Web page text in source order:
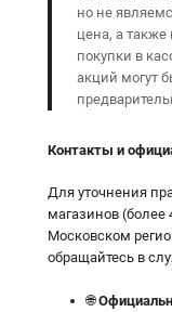
но не
цена, а
покупки в
акций могут
Контакты и
Для уточнения
магазинов (более
Московском
обращайтесь в
🌐